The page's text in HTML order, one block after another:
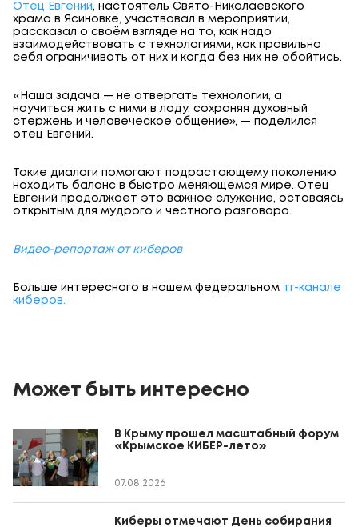
Отец Евгений, настоятель Свято-Николаевского
храма в Ясиновке, участвовал в мероприятии,
рассказал о своём взгляде на то, как надо
взаимодействовать с технологиями, как правильно
себя ограничивать от них и когда без них не обойтись.
«Наша задача — не отвергать технологии, а
научиться жить с ними в ладу, сохраняя духовный
стержень и человеческое общение», — поделился
отец Евгений.
Такие диалоги помогают подрастающему поколению
находить баланс в быстро меняющемся мире. Отец
Евгений продолжает это важное служение, оставаясь
открытым для мудрого и честного разговора.
Видео-репортаж от киберов
Больше интересного в нашем федеральном тг-канале
киберов.
Может быть интересно
В Крыму прошел масштабный форум
«Крымское КИБЕР-лето»
07.08.2026
Киберы отмечают День собирания